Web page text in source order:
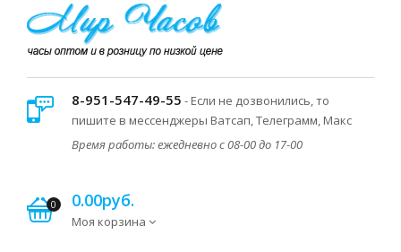
8-951-547-49-55 - Если не дозвонились, то
пишите в мессенджеры Ватсап, Телеграмм, Макс
Время работы: ежедневно с 08-00 до 17-00
0 0.00руб.
Моя корзина